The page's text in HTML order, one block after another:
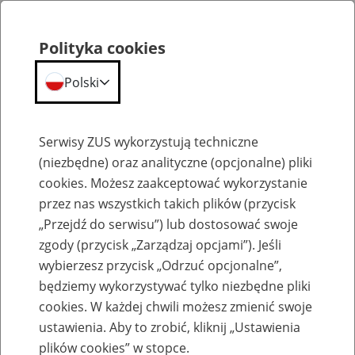
Emerytury
Baza zlikwidowanych lub
przekształconych zakładów pracy
Polityka cookies
Polski
Serwisy ZUS wykorzystują techniczne
(niezbędne) oraz analityczne (opcjonalne) pliki
cookies. Możesz zaakceptować wykorzystanie
przez nas wszystkich takich plików (przycisk
„Przejdź do serwisu”) lub dostosować swoje
zgody (przycisk „Zarządzaj opcjami”). Jeśli
wybierzesz przycisk „Odrzuć opcjonalne”,
będziemy wykorzystywać tylko niezbędne pliki
cookies. W każdej chwili możesz zmienić swoje
ustawienia. Aby to zrobić, kliknij „Ustawienia
plików cookies” w stopce.